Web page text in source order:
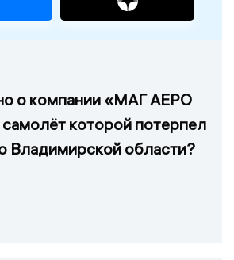
о компании «МАГ АЕРО
которой потерпел
Владимирской области?